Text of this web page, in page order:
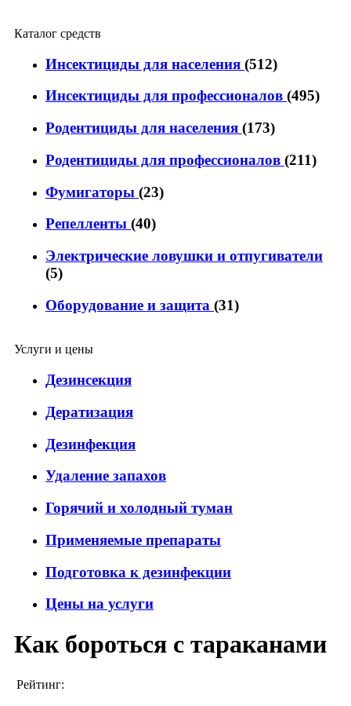
Каталог средств
Инсектициды для населения (512)
Инсектициды для профессионалов (495)
Родентициды для населения (173)
Родентициды для профессионалов (211)
Фумигаторы (23)
Репелленты (40)
Электрические ловушки и отпугиватели
(5)
Оборудование и защита (31)
Услуги и цены
Дезинсекция
Дератизация
Дезинфекция
Удаление запахов
Горячий и холодный туман
Применяемые препараты
Подготовка к дезинфекции
Цены на услуги
Как бороться с тараканами
Рейтинг: